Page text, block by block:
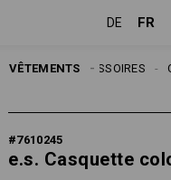
DE FR
VÊTEMENTSACCESSOIRES
HOMMES
#7610245
e.s. Casquette